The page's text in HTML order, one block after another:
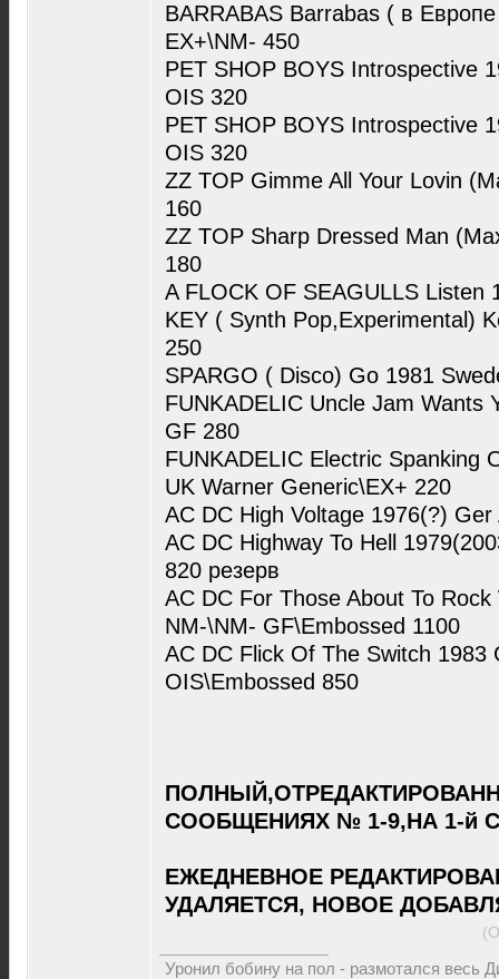
BARRABAS Barrabas ( в
EX+\NM- 450
PET SHOP BOYS Introspective
OIS 320
PET SHOP BOYS Introspective
OIS 320
ZZ TOP Gimme All Your Lovin
160
ZZ TOP Sharp Dressed Man
180
A FLOCK OF SEAGULLS Listen
KEY ( Synth Pop,Experimental)
250
SPARGO ( Disco) Go 1981
FUNKADELIC Uncle Jam Wants
GF 280
FUNKADELIC Electric Spanking
UK Warner Generic\EX+ 220
AC DC High Voltage 1976(?)
AC DC Highway To Hell
820 резерв
AC DC For Those About To
NM-\NM- GF\Embossed 1100
AC DC Flick Of The Switch 1983
OIS\Embossed 850
СООБЩЕНИЯХ № 1-9,НА 1-й
ЕЖЕДНЕВНОЕ
УДАЛЯЕТСЯ, НОВОЕ
Уронил бобину на пол - размотался весь